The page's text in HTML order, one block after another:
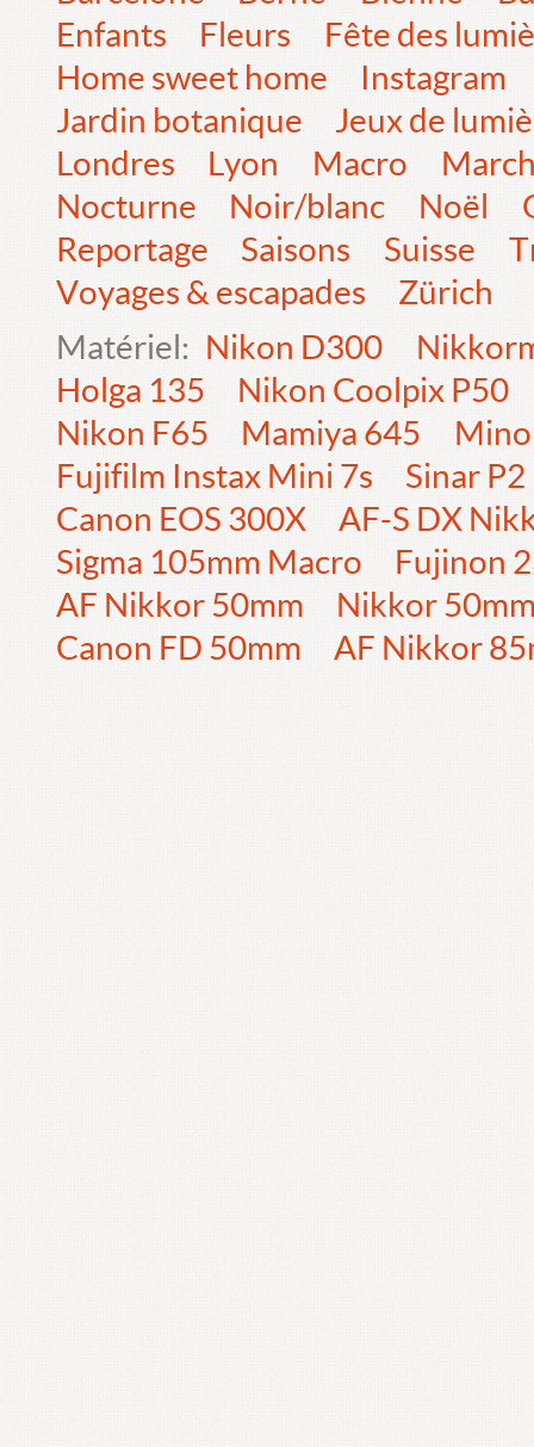
Enfants
Fleurs
Fête des
Home sweet home
Instagram
Jardin botanique
Jeux de
Londres
Lyon Macro
Nocturne
Noir/blanc Noël
Reportage
Saisons Suisse
Voyages & escapades
Zürich
Matériel: Nikon D300
Holga 135
Nikon Coolpix P50
Nikon F65
Mamiya 645
Fujifilm Instax Mini 7s
Sinar P2
Canon EOS 300X
AF-S DX
Sigma 105mm Macro
Fujinon
AF Nikkor 50mm
Nikkor
Canon FD 50mm
AF Nikkor